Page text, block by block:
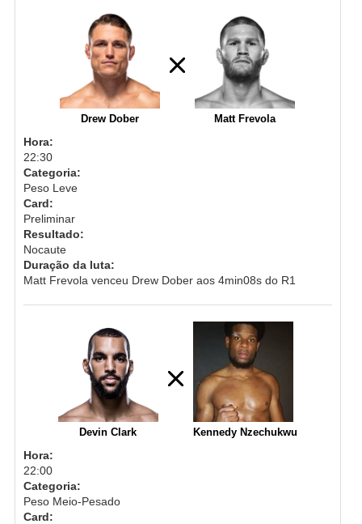
Drew Dober Matt Frevola
Hora:
22:30
Categoria:
Peso Leve
Card:
Preliminar
Resultado:
Nocaute
Duração da luta:
Matt Frevola venceu Drew Dober aos 4min08s do R1
Devin Clark Kennedy Nzechukwu
Hora:
22:00
Categoria:
Peso Meio-Pesado
Card: